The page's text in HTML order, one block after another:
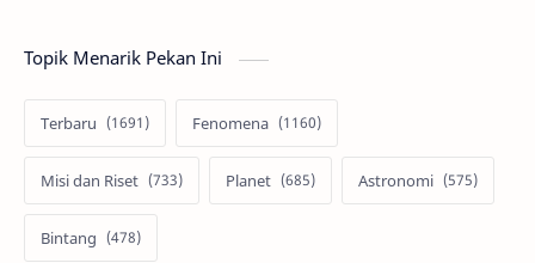
Topik Menarik Pekan Ini
Terbaru Fenomena
Misi dan Riset Planet Astronomi
Bintang